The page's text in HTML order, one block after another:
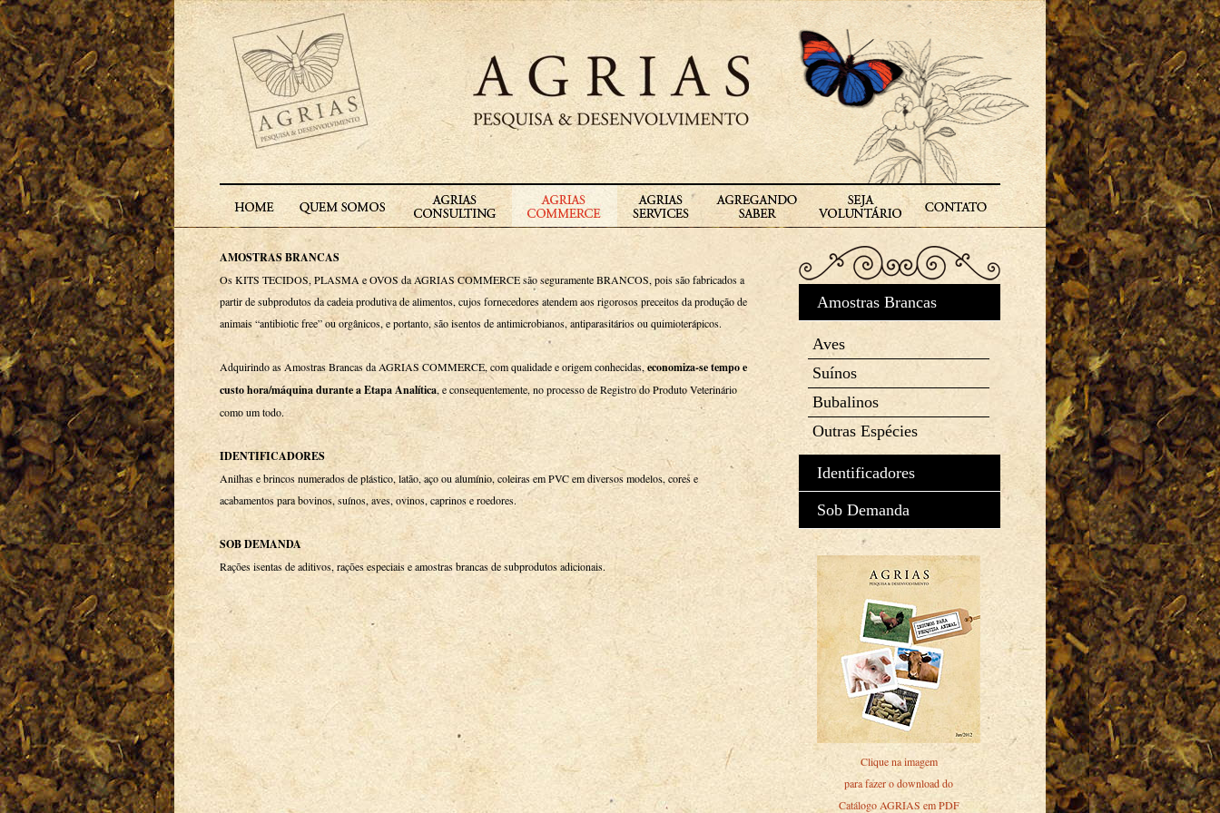
AMOSTRAS BRANCAS
Os KITS TECIDOS, PLASMA e OVOS da AGRIAS COMMERCE são seguramente BRANCOS, pois são fabricados a
partir de subprodutos da cadeia produtiva de alimentos, cujos fornecedores atendem aos rigorosos preceitos da produção de
animais “antibiotic free” ou orgânicos, e portanto, são isentos de antimicrobianos, antiparasitários ou quimioterápicos.
Adquirindo as Amostras Brancas da AGRIAS COMMERCE, com qualidade e origem conhecidas, economiza-se tempo e
custo hora/máquina durante a Etapa Analítica, e consequentemente, no processo de Registro do Produto Veterinário
como um todo.
IDENTIFICADORES
Anilhas e brincos numerados de plástico, latão, aço ou alumínio, coleiras em PVC em diversos modelos, cores e
acabamentos para bovinos, suínos, aves, ovinos, caprinos e roedores.
SOB DEMANDA
Rações isentas de aditivos, rações especiais e amostras brancas de subprodutos adicionais.
Amostras Brancas
Aves
Suínos
Bubalinos
Outras Espécies
Identificadores
Sob Demanda
Clique na imagem
para fazer o download do
Catálogo AGRIAS em PDF